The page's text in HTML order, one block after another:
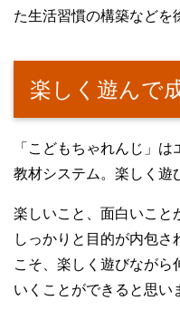
た生活習慣の構築などを
楽しく遊んで
「こどもちゃれんじ」
教材システム。楽しく遊
楽しいこと、面白いこと
しっかりと目的が内包さ
こそ、楽しく遊びながら
いくことができると思い